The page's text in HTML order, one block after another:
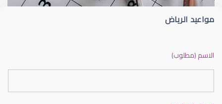
مواعيد الرياض
الاسم (مطلوب)